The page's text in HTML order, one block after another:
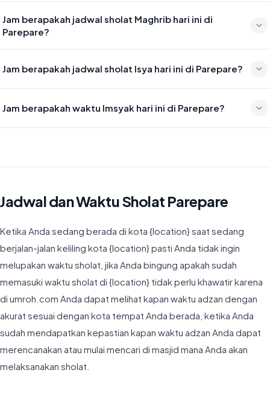
Jam berapakah jadwal sholat Maghrib hari ini di
Parepare?
Jam berapakah jadwal sholat Isya hari ini di Parepare?
Jam berapakah waktu Imsyak hari ini di Parepare?
Jadwal dan Waktu Sholat Parepare
Ketika Anda sedang berada di kota {location} saat sedang
berjalan-jalan keliling kota {location} pasti Anda tidak ingin
melupakan waktu sholat, jika Anda bingung apakah sudah
memasuki waktu sholat di {location} tidak perlu khawatir karena
di umroh.com Anda dapat melihat kapan waktu adzan dengan
akurat sesuai dengan kota tempat Anda berada, ketika Anda
sudah mendapatkan kepastian kapan waktu adzan Anda dapat
merencanakan atau mulai mencari di masjid mana Anda akan
melaksanakan sholat.